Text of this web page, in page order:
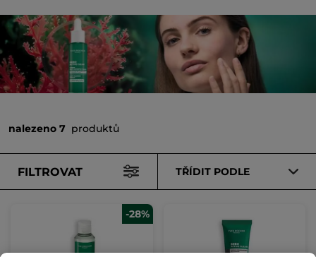
nalezeno 7 produktů
FILTROVAT TŘÍDIT PODLE
-28%